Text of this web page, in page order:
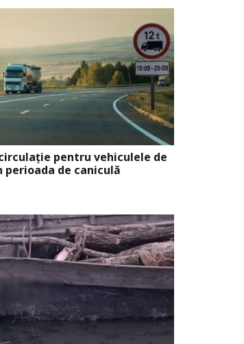
pentru vehiculele de
perioada de caniculă